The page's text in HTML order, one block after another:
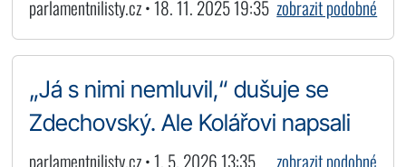
parlamentnilisty.cz • 18. 11. 2025 19:35 zobrazit podobné
„Já s nimi nemluvil,“ dušuje se
Zdechovský. Ale Kolářovi napsali
parlamentnilisty.cz • 1. 5. 2026 13:35 zobrazit podobné